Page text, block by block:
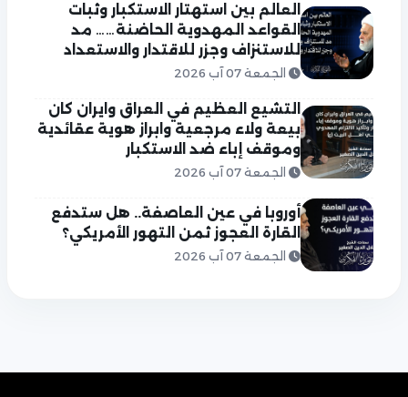
العالم بين استهتار الاستكبار وثبات
القواعد المهدوية الحاضنة…… مد
للاستنزاف وجزر للاقتدار والاستعداد
الجمعة 07 آب 2026
التشيع العظيم في العراق وايران كان
بيعة ولاء مرجعية وابراز هوية عقائدية
وموقف إباء ضد الاستكبار
الجمعة 07 آب 2026
أوروبا في عين العاصفة.. هل ستدفع
القارة العجوز ثمن التهور الأمريكي؟
الجمعة 07 آب 2026